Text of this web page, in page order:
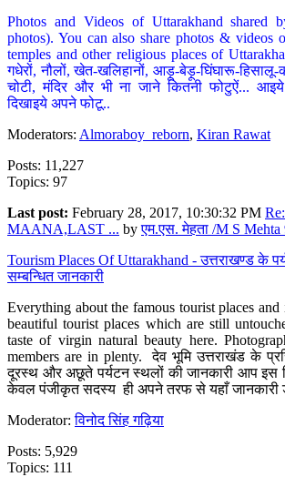
Photos and Videos of Uttarakhand shared
photos). You can also share photos & videos
temples and other religious places of
गधेरों, नौलों, खेत-खलिहानों, आड़ू-बेड़ू-घिंघारू-हिसालू-
चोटी, मंदिर और भी ना जाने कितनी फोटुऐं...
दिखाइये अपने फोटू..
Moderators: Almoraboy_reborn, Kiran Rawat
Posts: 11,227
Topics: 97
Last post: February 28, 2017, 10:30:32 PM
MAANA,LAST ... byएम.एस. मेहता /M S Mehta
Tourism Places Of Uttarakhand - उत्तराखण्ड के
सम्बन्धित जानकारी
Everything about the famous tourist places
beautiful tourist places which are still
taste of virgin natural beauty here.
members are in plenty. देव भूमि उत्तराखंड के
दूरस्थ और अछूते पर्यटन स्थलों की जानकारी आप इस
केवल पंजीकृत सदस्य ही अपने तरफ से यहाँ जानकारी
Moderator:विनोद सिंह गढ़िया
Posts: 5,929
Topics: 111